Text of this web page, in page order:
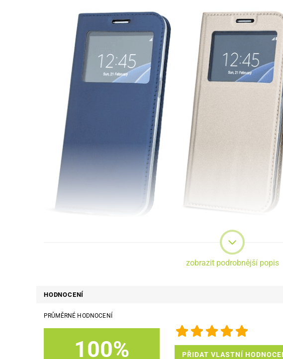
Cu-Be pouzdra Kromě ochrany zařízení, můžete využít i jeho další funkci,
zobrazit podrobnější popis
HODNOCENÍ
PRŮMĚRNÉ HODNOCENÍ
100% PŘIDAT VLASTNÍ